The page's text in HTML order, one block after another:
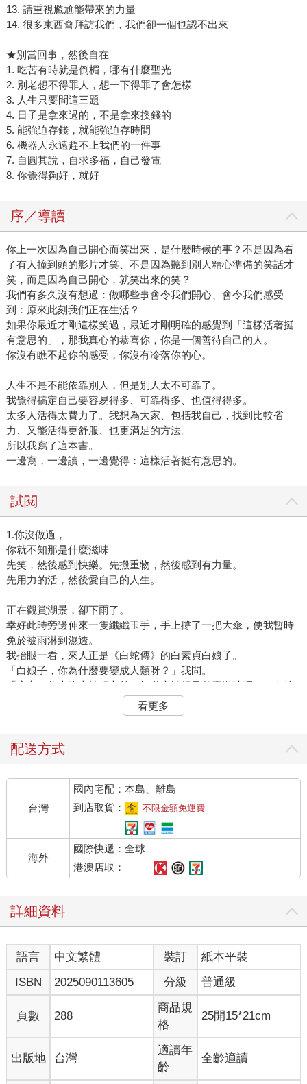
13. 請重視尷尬能帶來的力量
14. 很多東西會拜訪我們，我們卻一個也認不出來
★別當回事，然後自在
1. 吃苦有時就是倒楣，哪有什麼聖光
2. 別老想不得罪人，想一下得罪了會怎樣
3. 人生只要問這三題
4. 日子是拿來過的，不是拿來換錢的
5. 能強迫存錢，就能強迫存時間
6. 機器人永遠趕不上我們的一件事
7. 自圓其說，自求多福，自己發電
8. 你覺得夠好，就好
序／導讀
你上一次因為自己開心而笑出來，是什麼時候的事？不是因為看
了有人撞到頭的影片才笑、不是因為聽到別人精心準備的笑話才
笑，而是因為自己開心，就笑出來的笑？
我們有多久沒有想過：做哪些事會令我們開心、會令我們感受
到：原來此刻我們正在生活？
如果你最近才剛這樣笑過，最近才剛明確的感覺到「這樣活著挺
有意思的」，那我真心的恭喜你，你是一個善待自己的人。
你沒有瞧不起你的感受，你沒有冷落你的心。
人生不是不能依靠別人，但是別人太不可靠了。
我覺得搞定自己要容易得多、可靠得多、也值得得多。
太多人活得太費力了。我想為大家、包括我自己，找到比較省
力、又能活得更舒服、也更滿足的方法。
所以我寫了這本書。
一邊寫，一邊讀，一邊覺得：這樣活著挺有意思的。
試閱
1.你沒做過，
你就不知那是什麼滋味
先笑，然後感到快樂。先搬重物，然後感到有力量。
先用力的活，然後愛自己的人生。
正在觀賞湖景，卻下雨了。
幸好此時旁邊伸來一隻纖纖玉手，手上撐了一把大傘，使我暫時
免於被雨淋到濕透。
我抬眼一看，來人正是《白蛇傳》的白素貞白娘子。
「白娘子，你為什麼要變成人類呀？」我問。
「康永，你未吃麻辣鍋之前，知道麻辣鍋是什麼滋味嗎？」白娘
我想了一下，別說是麻辣鍋了，不吃生蠔之前，不知生蠔滋味；
蛋滋味，每樣東西未吃之前，都不知其滋味呀。
麼滋味。」我說：「白
娘子，未吃麻辣鍋之前，無從知道其滋味。」
「康永，我不做做看人類，從何而知做人類是什麼滋味呢。」白
人類喜歡生活有道理。因為有道理才能照章行事，確保自己能好
好活下去。
動物就不會幻想生活有道理，因為其實沒有道理。工蜂出生後就
一直做工，蝸牛好好走
但人類需要道理，不然大伙兒相處不了，她說你的房子是她的，
你說她的丈夫是你的，
這樣怎麼相處得了？只好試著講道理。
所有道理之中，最討人喜歡的是：「因為這樣，所以那樣。」
因為你不念書，所以考了零分。
因為你不愛我，所以我去外遇。
但這道理當然經不起推敲的。考零分有複雜的原因，外遇也有複
雜的原因，但算了，講
道理都是講個心安，不然日子過不下去。
相對來說，白娘子講的，比較真實∼
你沒做過，你就不知那是什麼滋味。
很多人愛信「因為，所以」，希望情商也能順著這個路子走∼
看更多
配送方式
台灣
國內宅配：本島、離島
到店取貨：
不限金額免運費
海外
國際快遞：全球
港澳店取：
詳細資料
語言 中文繁體 裝訂
紙本平裝
ISBN
2025090113605 分級 普通級
頁數 288
商品規
格
25開15*21cm
出版地 台灣
適讀年
齡
全齡適讀